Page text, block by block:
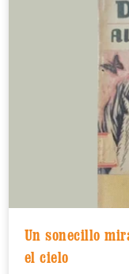
Un sonecillo
el cielo